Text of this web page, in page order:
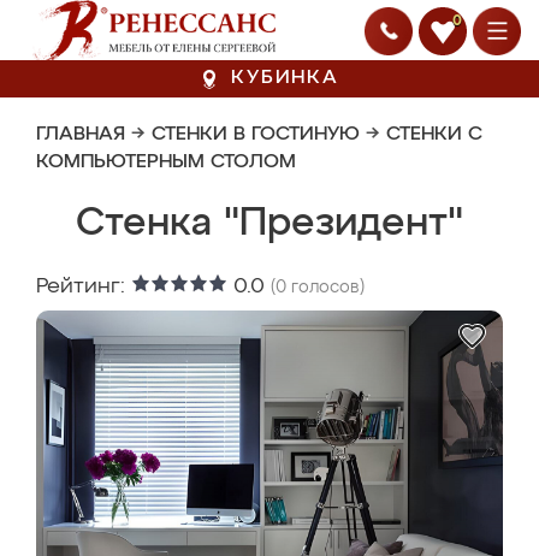
0
КУБИНКА
ГЛАВНАЯ → СТЕНКИ В ГОСТИНУЮ → СТЕНКИ С
КОМПЬЮТЕРНЫМ СТОЛОМ
Стенка "Президент"
Рейтинг: 0.0 (0 голосов)